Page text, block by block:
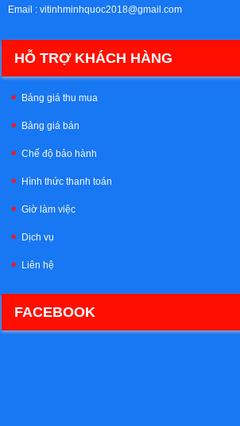
Email : vitinhminhquoc2018@gmail.com
HỖ TRỢ KHÁCH HÀNG
Bảng giá thu mua
Bảng giá bán
Chế độ bảo hành
Hình thức thanh toán
Giờ làm việc
Dịch vụ
Liên hệ
FACEBOOK